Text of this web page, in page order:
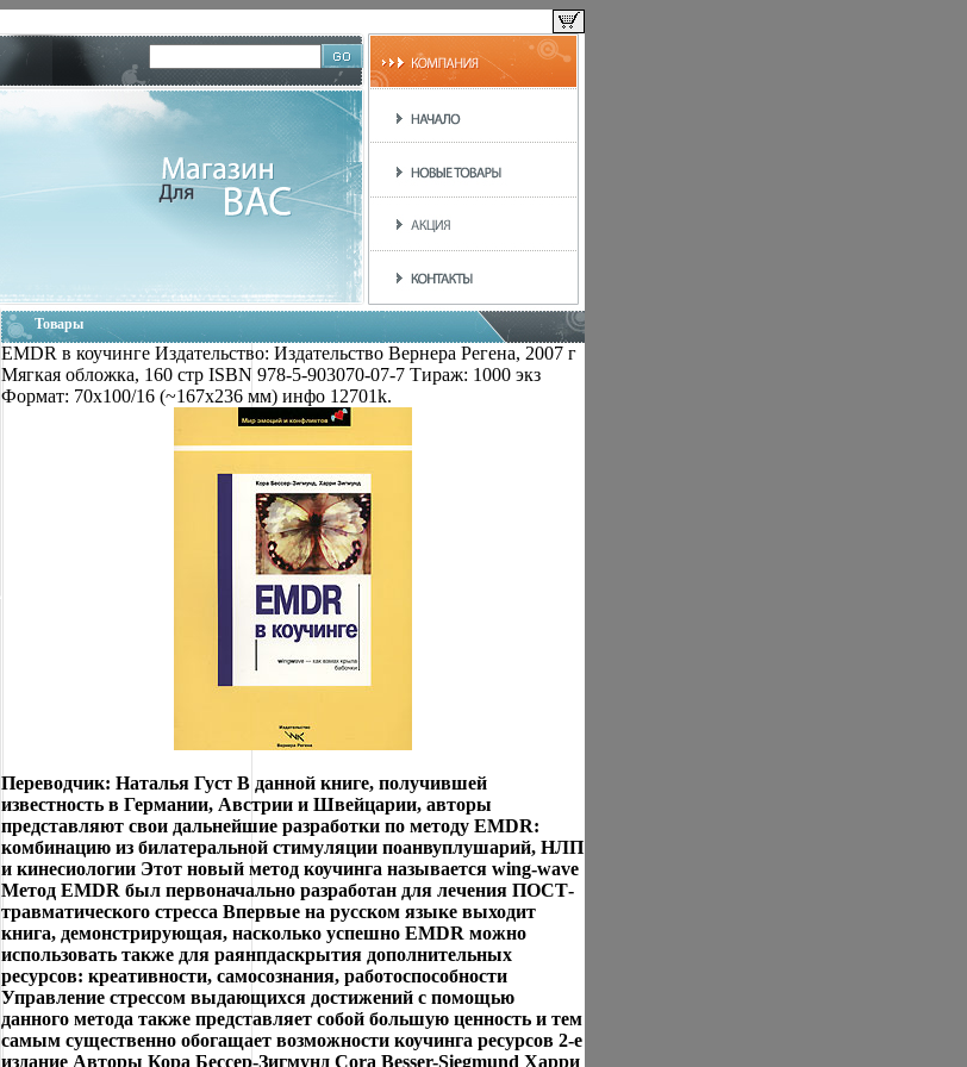
Товары
EMDR в коучинге Издательство: Издательство Вернера Регена, 2007 г
Мягкая обложка, 160 стр ISBN 978-5-903070-07-7 Тираж: 1000 экз
Формат: 70x100/16 (~167x236 мм) инфо 12701k.
Переводчик: Наталья Густ В данной книге, получившей
известность в Германии, Австрии и Швейцарии, авторы
представляют свои дальнейшие разработки по методу EMDR:
комбинацию из билатеральной стимуляции поанвуплушарий, НЛП
и кинесиологии Этот новый метод коучинга называется wing-wave
Метод EMDR был первоначально разработан для лечения ПОСТ-
травматического стресса Впервые на русском языке выходит
книга, демонстрирующая, насколько успешно EMDR можно
использовать также для раянпдаскрытия дополнительных
ресурсов: креативности, самосознания, работоспособности
Управление стрессом выдающихся достижений с помощью
данного метода также представляет собой большую ценность и тем
самым существенно обогащает возможности коучинга ресурсов 2-е
издание Авторы Кора Бессер-Зигмунд Cora Besser-Siegmund Харри